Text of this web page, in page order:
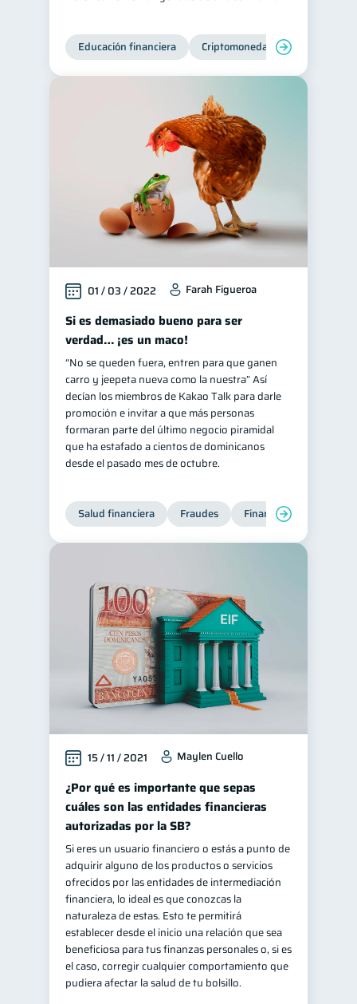
Educación financiera Criptomonedas
01 / 03 / 2022 Farah Figueroa
Si es demasiado bueno para ser
verdad… ¡es un maco!
“No se queden fuera, entren para que ganen
carro y jeepeta nueva como la nuestra” Así
decían los miembros de Kakao Talk para darle
promoción e invitar a que más personas
formaran parte del último negocio piramidal
que ha estafado a cientos de dominicanos
desde el pasado mes de octubre.
Salud financiera Fraudes Finanzas personales
15 / 11 / 2021 Maylen Cuello
¿Por qué es importante que sepas
cuáles son las entidades financieras
autorizadas por la SB?
Si eres un usuario financiero o estás a punto de
adquirir alguno de los productos o servicios
ofrecidos por las entidades de intermediación
financiera, lo ideal es que conozcas la
naturaleza de estas. Esto te permitirá
establecer desde el inicio una relación que sea
beneficiosa para tus finanzas personales o, si es
el caso, corregir cualquier comportamiento que
pudiera afectar la salud de tu bolsillo.